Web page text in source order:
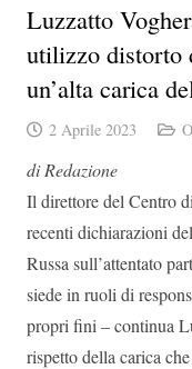
Luzzatto
utilizzo distorto
un’alta carica
2 Aprile 2023
di Redazione
Il direttore del Centro
recenti dichiarazioni
Russa sull’attentato
siede in ruoli di
propri fini – continua
rispetto della carica